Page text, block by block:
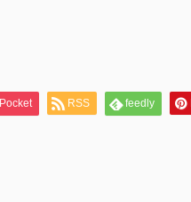
Pocket RSS feedly